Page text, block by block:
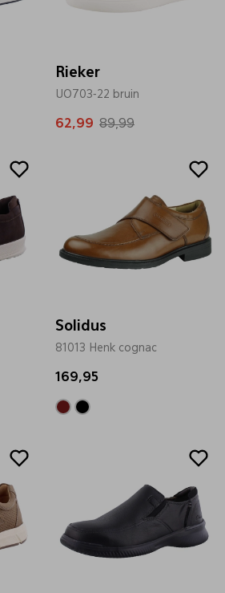
Rieker
UO703-22 bruin
62,99 89,99
Solidus
81013 Henk cognac
169,95